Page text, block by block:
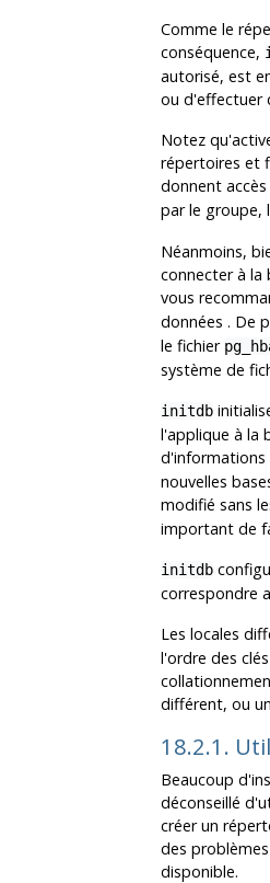
Comme le
conséquence,
autorisé, est
ou d'effectuer
Notez
répertoires et
donnent
par le groupe,
Néanmoins,
connecter à la
vous
données . De
le fichier
système de
initdb
l'applique à la
d'informations
nouvelles
modifié sans
important de
initdb
correspondre
Les locales
l'ordre des
différent, ou
18.2.1.
Beaucoup
déconseillé
créer un
des
disponible.